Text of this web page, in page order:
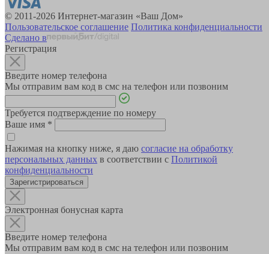
© 2011-2026 Интернет-магазин «Ваш Дом»
Пользовательское соглашение Политика конфиденциальности
Сделано в
Регистрация
Введите номер телефона
Мы отправим вам код в смс на телефон или позвоним
Требуется подтверждение по номеру
Ваше имя *
Нажимая на кнопку ниже, я даю согласие на обработку
персональных данных в соответствии с Политикой
конфиденциальности
Зарегистрироваться
Электронная бонусная карта
Введите номер телефона
Мы отправим вам код в смс на телефон или позвоним